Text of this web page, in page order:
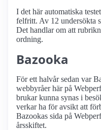
I det här automatiska
felfritt. Av 12 undersökta
Det handlar om att
ordning.
Bazooka
För ett halvår sedan var
webbyråer här på
brukar kunna synas i
verkar ha för avsikt att
Bazookas sida på
årsskiftet.